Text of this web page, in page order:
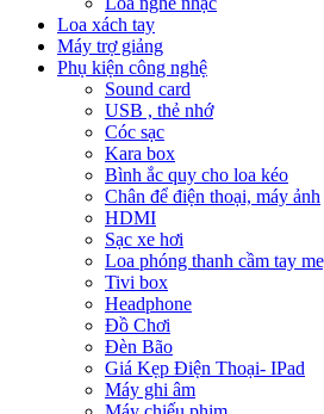
Loa xách tay
Máy trợ giảng
Phụ kiện công nghệ
Sound card
USB , thẻ nhớ
Cóc sạc
Kara box
Bình ắc quy cho loa kéo
Chân để điện thoại, máy ảnh
HDMI
Sạc xe hơi
Loa phóng thanh cầm tay
Tivi box
Headphone
Đồ Chơi
Đèn Bão
Giá Kẹp Điện Thoại- IPad
Máy ghi âm